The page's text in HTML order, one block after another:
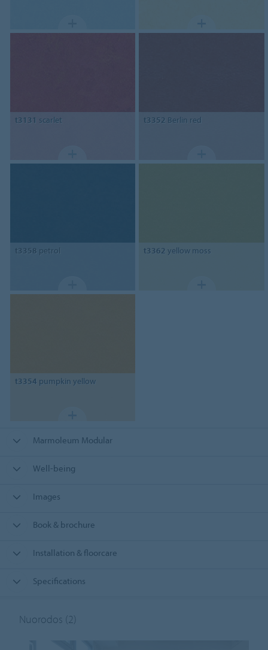
t3131 scarlet t3352 Berlin red
t3358 petrol t3362 yellow moss
t3354 pumpkin yellow
Marmoleum Modular
Well-being
Images
Book & brochure
Installation & floorcare
Specifications
Nuorodos (2)